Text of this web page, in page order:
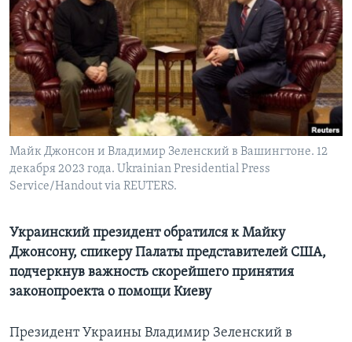
Learning English
СОЦИАЛЬНЫЕ СЕТИ
Языки
Майк Джонсон и Владимир Зеленский в Вашингтоне. 12
декабря 2023 года. Ukrainian Presidential Press
Service/Handout via REUTERS.
Украинский президент обратился к Майку
Джонсону, спикеру Палаты представителей США,
подчеркнув важность скорейшего принятия
законопроекта о помощи Киеву
Президент Украины Владимир Зеленский в